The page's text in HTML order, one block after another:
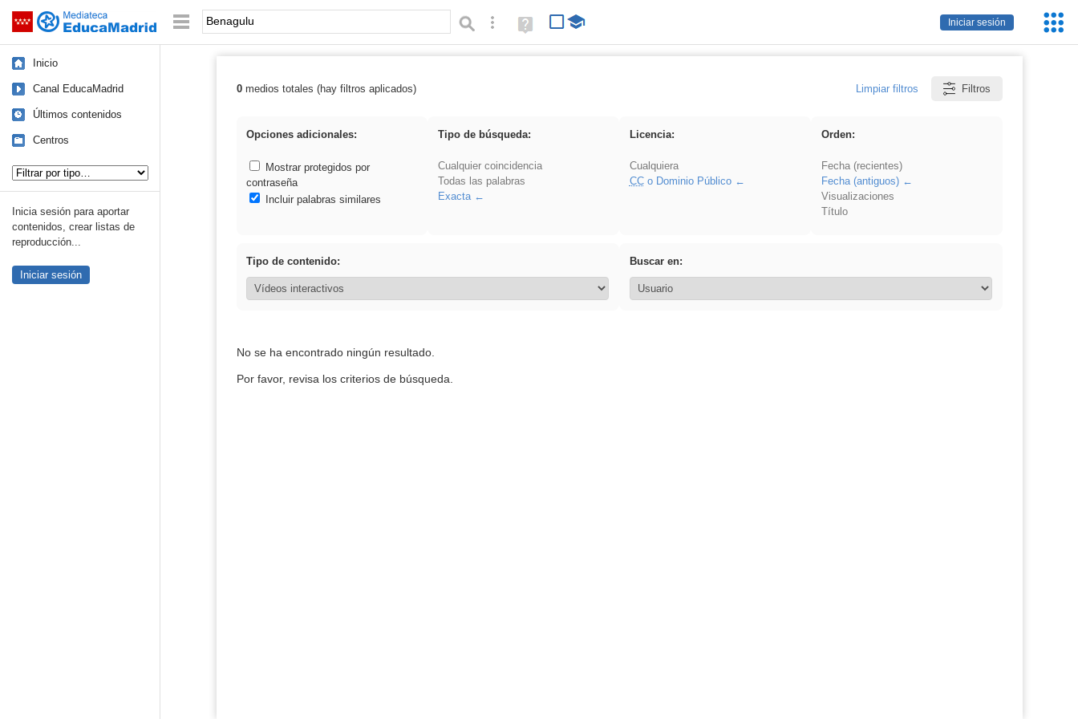
Saltar navegación
Iniciar sesión
Palabra o frase: Búsqueda avanzada
Ayuda
(en
Inicio
Canal EducaMadrid
Últimos contenidos
Centros
Inicia sesión para aportar
contenidos, crear listas de
reproducción...
Iniciar sesión
Resultados de: Benagulu
0medios totales (hay filtros aplicados) Limpiar filtros Filtros
Opciones adicionales:
Mostrar protegidos por
contraseña
Incluir palabras similares
Tipo de búsqueda:
Cualquier coincidencia
Todas las palabras
Exacta
Licencia:
Cualquiera
CCo Dominio Público
Orden:
Fecha (recientes)
Fecha (antiguos)
Visualizaciones
Título
Tipo de contenido: Buscar en:
No se ha encontrado ningún resultado.
Por favor, revisa los criterios de búsqueda.